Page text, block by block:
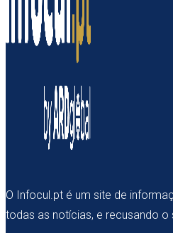
O Infocul.pt é um site de
todas as notícias, e recusando o